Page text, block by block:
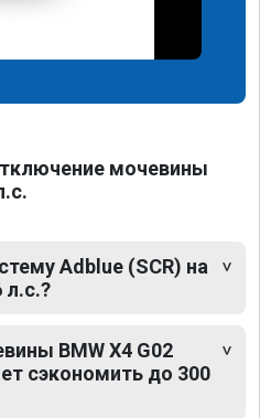
мочевины
Adblue (SCR) на
л.с.?
BMW X4 G02
сэкономить до 300